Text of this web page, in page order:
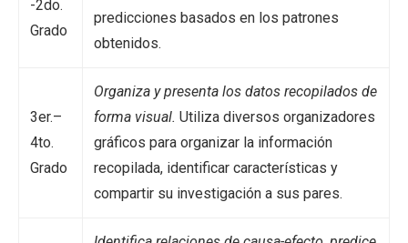
-2do.
Grado
predicciones basados en los patrones
obtenidos.
3er.–
4to.
Grado
Organiza y presenta los datos recopilados de
forma visual. Utiliza diversos organizadores
gráficos para organizar la información
recopilada, identificar características y
compartir su investigación a sus pares.